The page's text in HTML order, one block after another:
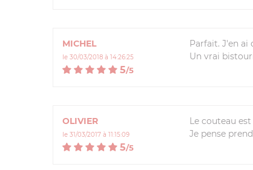
MICHEL
le 30/03/2018 à 14:26:25
5/5
Parfait. J'en ai
Un vrai
OLIVIER
le 31/03/2017 à 11:15:09
5/5
Le couteau
Je pense